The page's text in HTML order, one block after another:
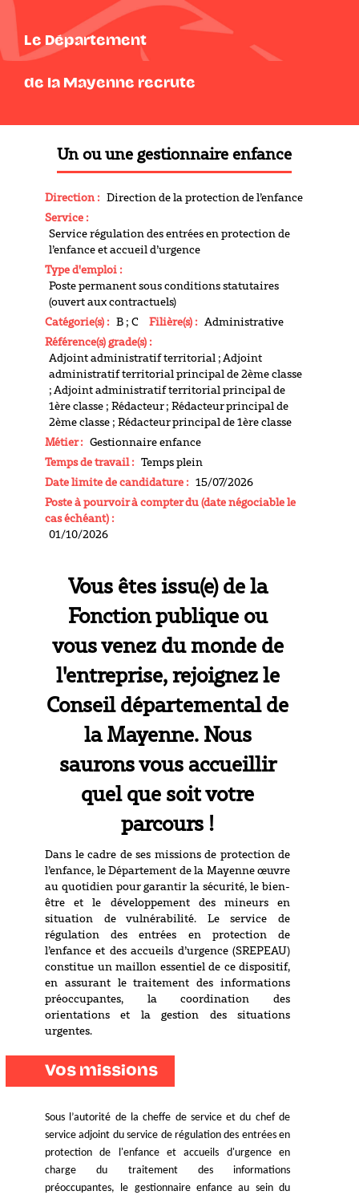
Le Département
de la Mayenne recrute
Un ou une gestionnaire enfance
Direction : Direction de la protection de l’enfance
Service :
Service régulation des entrées en protection de
l’enfance et accueil d’urgence
Type d'emploi :
Poste permanent sous conditions statutaires
(ouvert aux contractuels)
Catégorie(s) : B ; C Filière(s) : Administrative
Référence(s) grade(s) :
Adjoint administratif territorial ; Adjoint
administratif territorial principal de 2ème classe
; Adjoint administratif territorial principal de
1ère classe ; Rédacteur ; Rédacteur principal de
2ème classe ; Rédacteur principal de 1ère classe
Métier : Gestionnaire enfance
Temps de travail : Temps plein
Date limite de candidature : 15/07/2026
Poste à pourvoir à compter du (date négociable le
cas échéant) :
01/10/2026
Vous êtes issu(e) de la
Fonction publique ou
vous venez du monde de
l'entreprise, rejoignez le
Conseil départemental de
la Mayenne. Nous
saurons vous accueillir
quel que soit votre
parcours !
Dans le cadre de ses missions de protection de
l’enfance, le Département de la Mayenne œuvre
au quotidien pour garantir la sécurité, le bien-
être et le développement des mineurs en
situation de vulnérabilité. Le service de
régulation des entrées en protection de
l’enfance et des accueils d’urgence (SREPEAU)
constitue un maillon essentiel de ce dispositif,
en assurant le traitement des informations
préoccupantes, la coordination des
orientations et la gestion des situations
urgentes.
Vos missions
Sous l’autorité de la cheffe de service et du chef de
service adjoint du service de régulation des entrées en
protection de l'enfance et accueils d'urgence en
charge du traitement des informations
préoccupantes, le gestionnaire enfance au sein du